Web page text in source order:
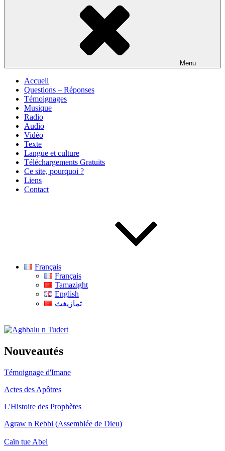
Menu
Accueil
Questions – Réponses
Témoignages
Musique
Radio
Audio
Vidéo
Texte
Langue et culture
Téléchargements Gratuits
Ce site, pourquoi ?
Liens
Contact
Français
Français
Tamazight
English
ثمازيغث
Aghbalu n Tudert
Nouveautés
Témoignage d'Imane
Actes des Apôtres
L'Histoire des Prophètes
Agraw n Rebbi (Assemblée de Dieu)
Caïn tue Abel